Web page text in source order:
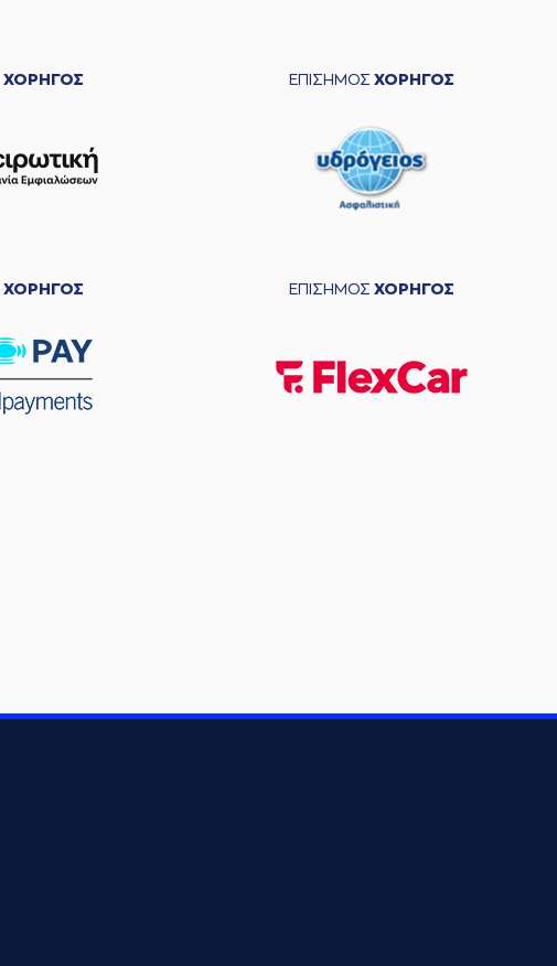
ΧΟΡΗΓΟΣ ΕΠΙΣΗΜΟΣ ΧΟΡΗΓΟΣ
ΧΟΡΗΓΟΣ ΕΠΙΣΗΜΟΣ ΧΟΡΗΓΟΣ